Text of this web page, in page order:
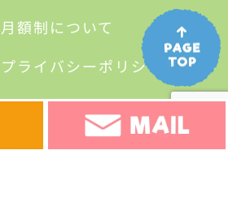
月額制について
プライバシーポリシー
イベント
アクセス